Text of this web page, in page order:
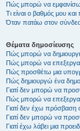
Πώς μπορώ να εμφανίσω
Τι είναι ο βαθμός μου
Όταν πατάω στον
Θέματα δημοσίευσης
Πώς μπορώ να
Πώς μπορώ να
Πώς προσθέτω μια
Πώς δημιουργώ ένα
Γιατί δεν μπορώ να
Πώς μπορώ να
Γιατί δεν έχω πρόσβαση
Γιατί δεν μπορώ να
Γιατί έχω λάβει μια